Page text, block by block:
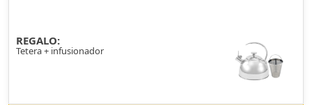
REGALO:
Tetera + infusionador